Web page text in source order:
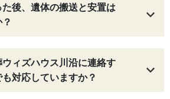
後、遺体の搬送と安置は
ィズハウス川沿に連絡す
対応していますか？